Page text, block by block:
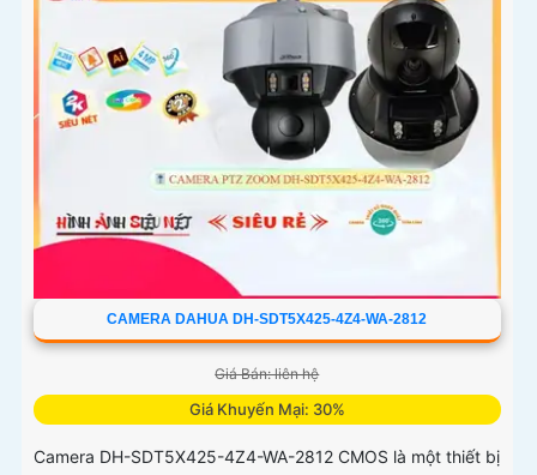
CAMERA DAHUA DH-SDT5X425-4Z4-WA-2812
Giá Bán: liên hệ
Giá Khuyến Mại: 30%
Camera DH-SDT5X425-4Z4-WA-2812 CMOS là một thiết bị